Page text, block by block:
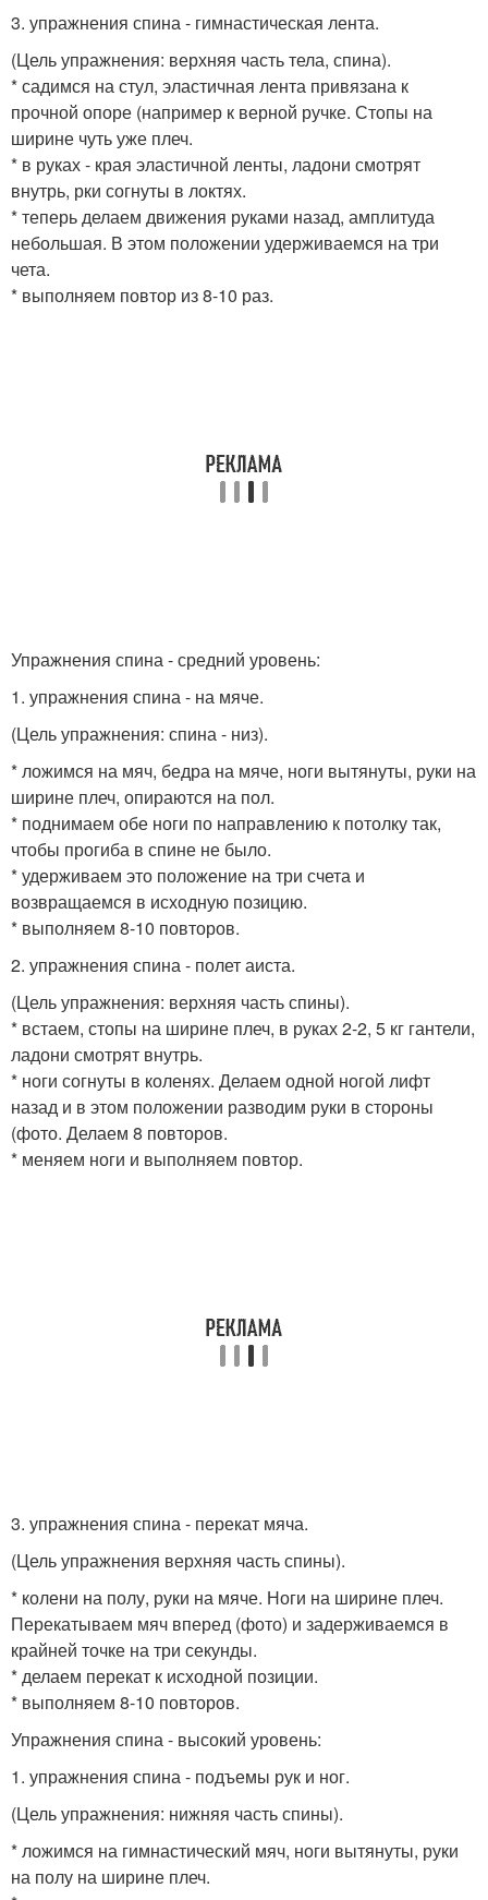
3. упражнения спина - гимнастическая лента.
(Цель упражнения: верхняя часть тела, спина).
* садимся на стул, эластичная лента привязана к
прочной опоре (например к верной ручке. Стопы на
ширине чуть уже плеч.
* в руках - края эластичной ленты, ладони смотрят
внутрь, рки согнуты в локтях.
* теперь делаем движения руками назад, амплитуда
небольшая. В этом положении удерживаемся на три
чета.
* выполняем повтор из 8-10 раз.
Упражнения спина - средний уровень:
1. упражнения спина - на мяче.
(Цель упражнения: спина - низ).
* ложимся на мяч, бедра на мяче, ноги вытянуты, руки на
ширине плеч, опираются на пол.
* поднимаем обе ноги по направлению к потолку так,
чтобы прогиба в спине не было.
* удерживаем это положение на три счета и
возвращаемся в исходную позицию.
* выполняем 8-10 повторов.
2. упражнения спина - полет аиста.
(Цель упражнения: верхняя часть спины).
* встаем, стопы на ширине плеч, в руках 2-2, 5 кг гантели,
ладони смотрят внутрь.
* ноги согнуты в коленях. Делаем одной ногой лифт
назад и в этом положении разводим руки в стороны
(фото. Делаем 8 повторов.
* меняем ноги и выполняем повтор.
3. упражнения спина - перекат мяча.
(Цель упражнения верхняя часть спины).
* колени на полу, руки на мяче. Ноги на ширине плеч.
Перекатываем мяч вперед (фото) и задерживаемся в
крайней точке на три секунды.
* делаем перекат к исходной позиции.
* выполняем 8-10 повторов.
Упражнения спина - высокий уровень:
1. упражнения спина - подъемы рук и ног.
(Цель упражнения: нижняя часть спины).
* ложимся на гимнастический мяч, ноги вытянуты, руки
на полу на ширине плеч.